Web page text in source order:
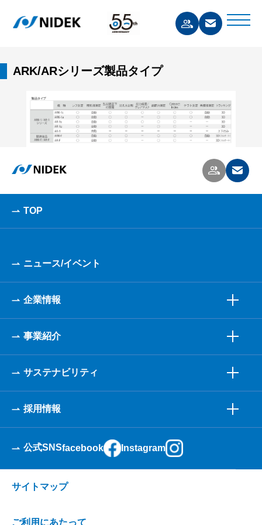
ARK/ARシリーズ製品タイプ
TOP
ニュース/イベント
企業情報
事業紹介
サステナビリティ
採用情報
公式SNSfacebook Instagram
サイトマップ
ご利用にあたって